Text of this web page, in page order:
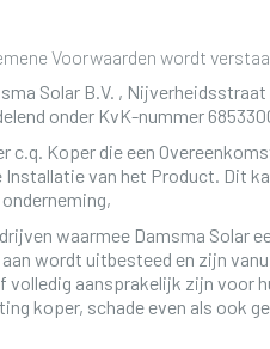
Voorwaarden wordt
Solar B.V. , Nijverheidsstraat
onder KvK-nummer
c.q. Koper die een
Installatie van het Product. Dit
waarmee Damsma Solar
wordt uitbesteed en zijn
volledig aansprakelijk zijn voor
koper, schade even als ook